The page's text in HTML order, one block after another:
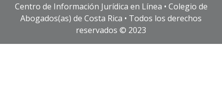
Centro de Información Jurídica en Línea • Colegio de
Abogados(as) de Costa Rica • Todos los derechos
reservados © 2023